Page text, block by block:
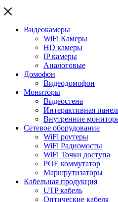
Видеокамеры
WiFi Камеры
HD камеры
IP камеры
Аналоговые
Домофон
Видеодомофон
Мониторы
Видеостена
Интерактивная
Внутренние
Сетевое оборудование
WiFi роутеры
WiFi Радиомосты
WiFi Точки доступа
POE коммутатор
Маршрутизаторы
Кабельная продукция
UTP кабель
Оптические кабеля